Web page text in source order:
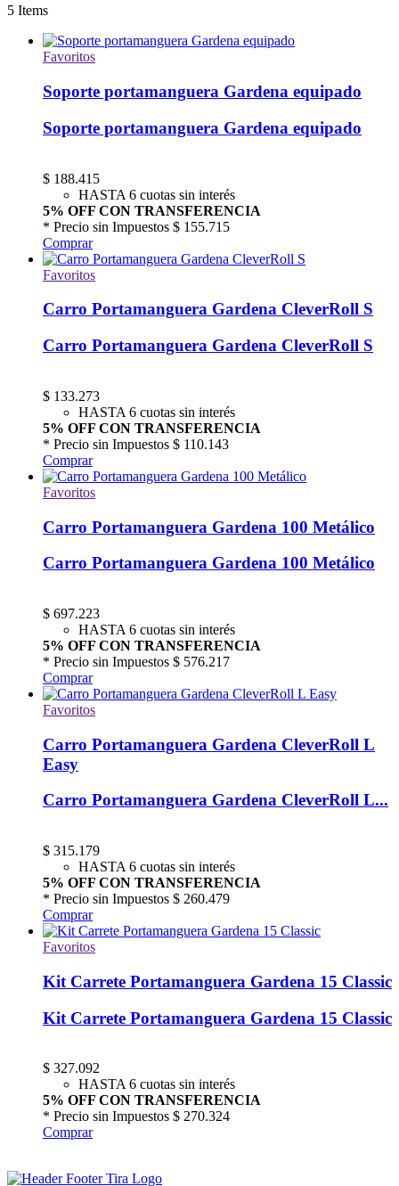
5 Items
Favoritos
Soporte portamanguera Gardena equipado
Soporte portamanguera Gardena equipado
$ 188.415
HASTA 6 cuotas sin interés
5% OFF CON TRANSFERENCIA
* Precio sin Impuestos $ 155.715
Comprar
Favoritos
Carro Portamanguera Gardena CleverRoll S
Carro Portamanguera Gardena CleverRoll S
$ 133.273
HASTA 6 cuotas sin interés
5% OFF CON TRANSFERENCIA
* Precio sin Impuestos $ 110.143
Comprar
Favoritos
Carro Portamanguera Gardena 100 Metálico
Carro Portamanguera Gardena 100 Metálico
$ 697.223
HASTA 6 cuotas sin interés
5% OFF CON TRANSFERENCIA
* Precio sin Impuestos $ 576.217
Comprar
Favoritos
Carro Portamanguera Gardena CleverRoll L
Easy
Carro Portamanguera Gardena CleverRoll L...
$ 315.179
HASTA 6 cuotas sin interés
5% OFF CON TRANSFERENCIA
* Precio sin Impuestos $ 260.479
Comprar
Favoritos
Kit Carrete Portamanguera Gardena 15 Classic
Kit Carrete Portamanguera Gardena 15 Classic
$ 327.092
HASTA 6 cuotas sin interés
5% OFF CON TRANSFERENCIA
* Precio sin Impuestos $ 270.324
Comprar